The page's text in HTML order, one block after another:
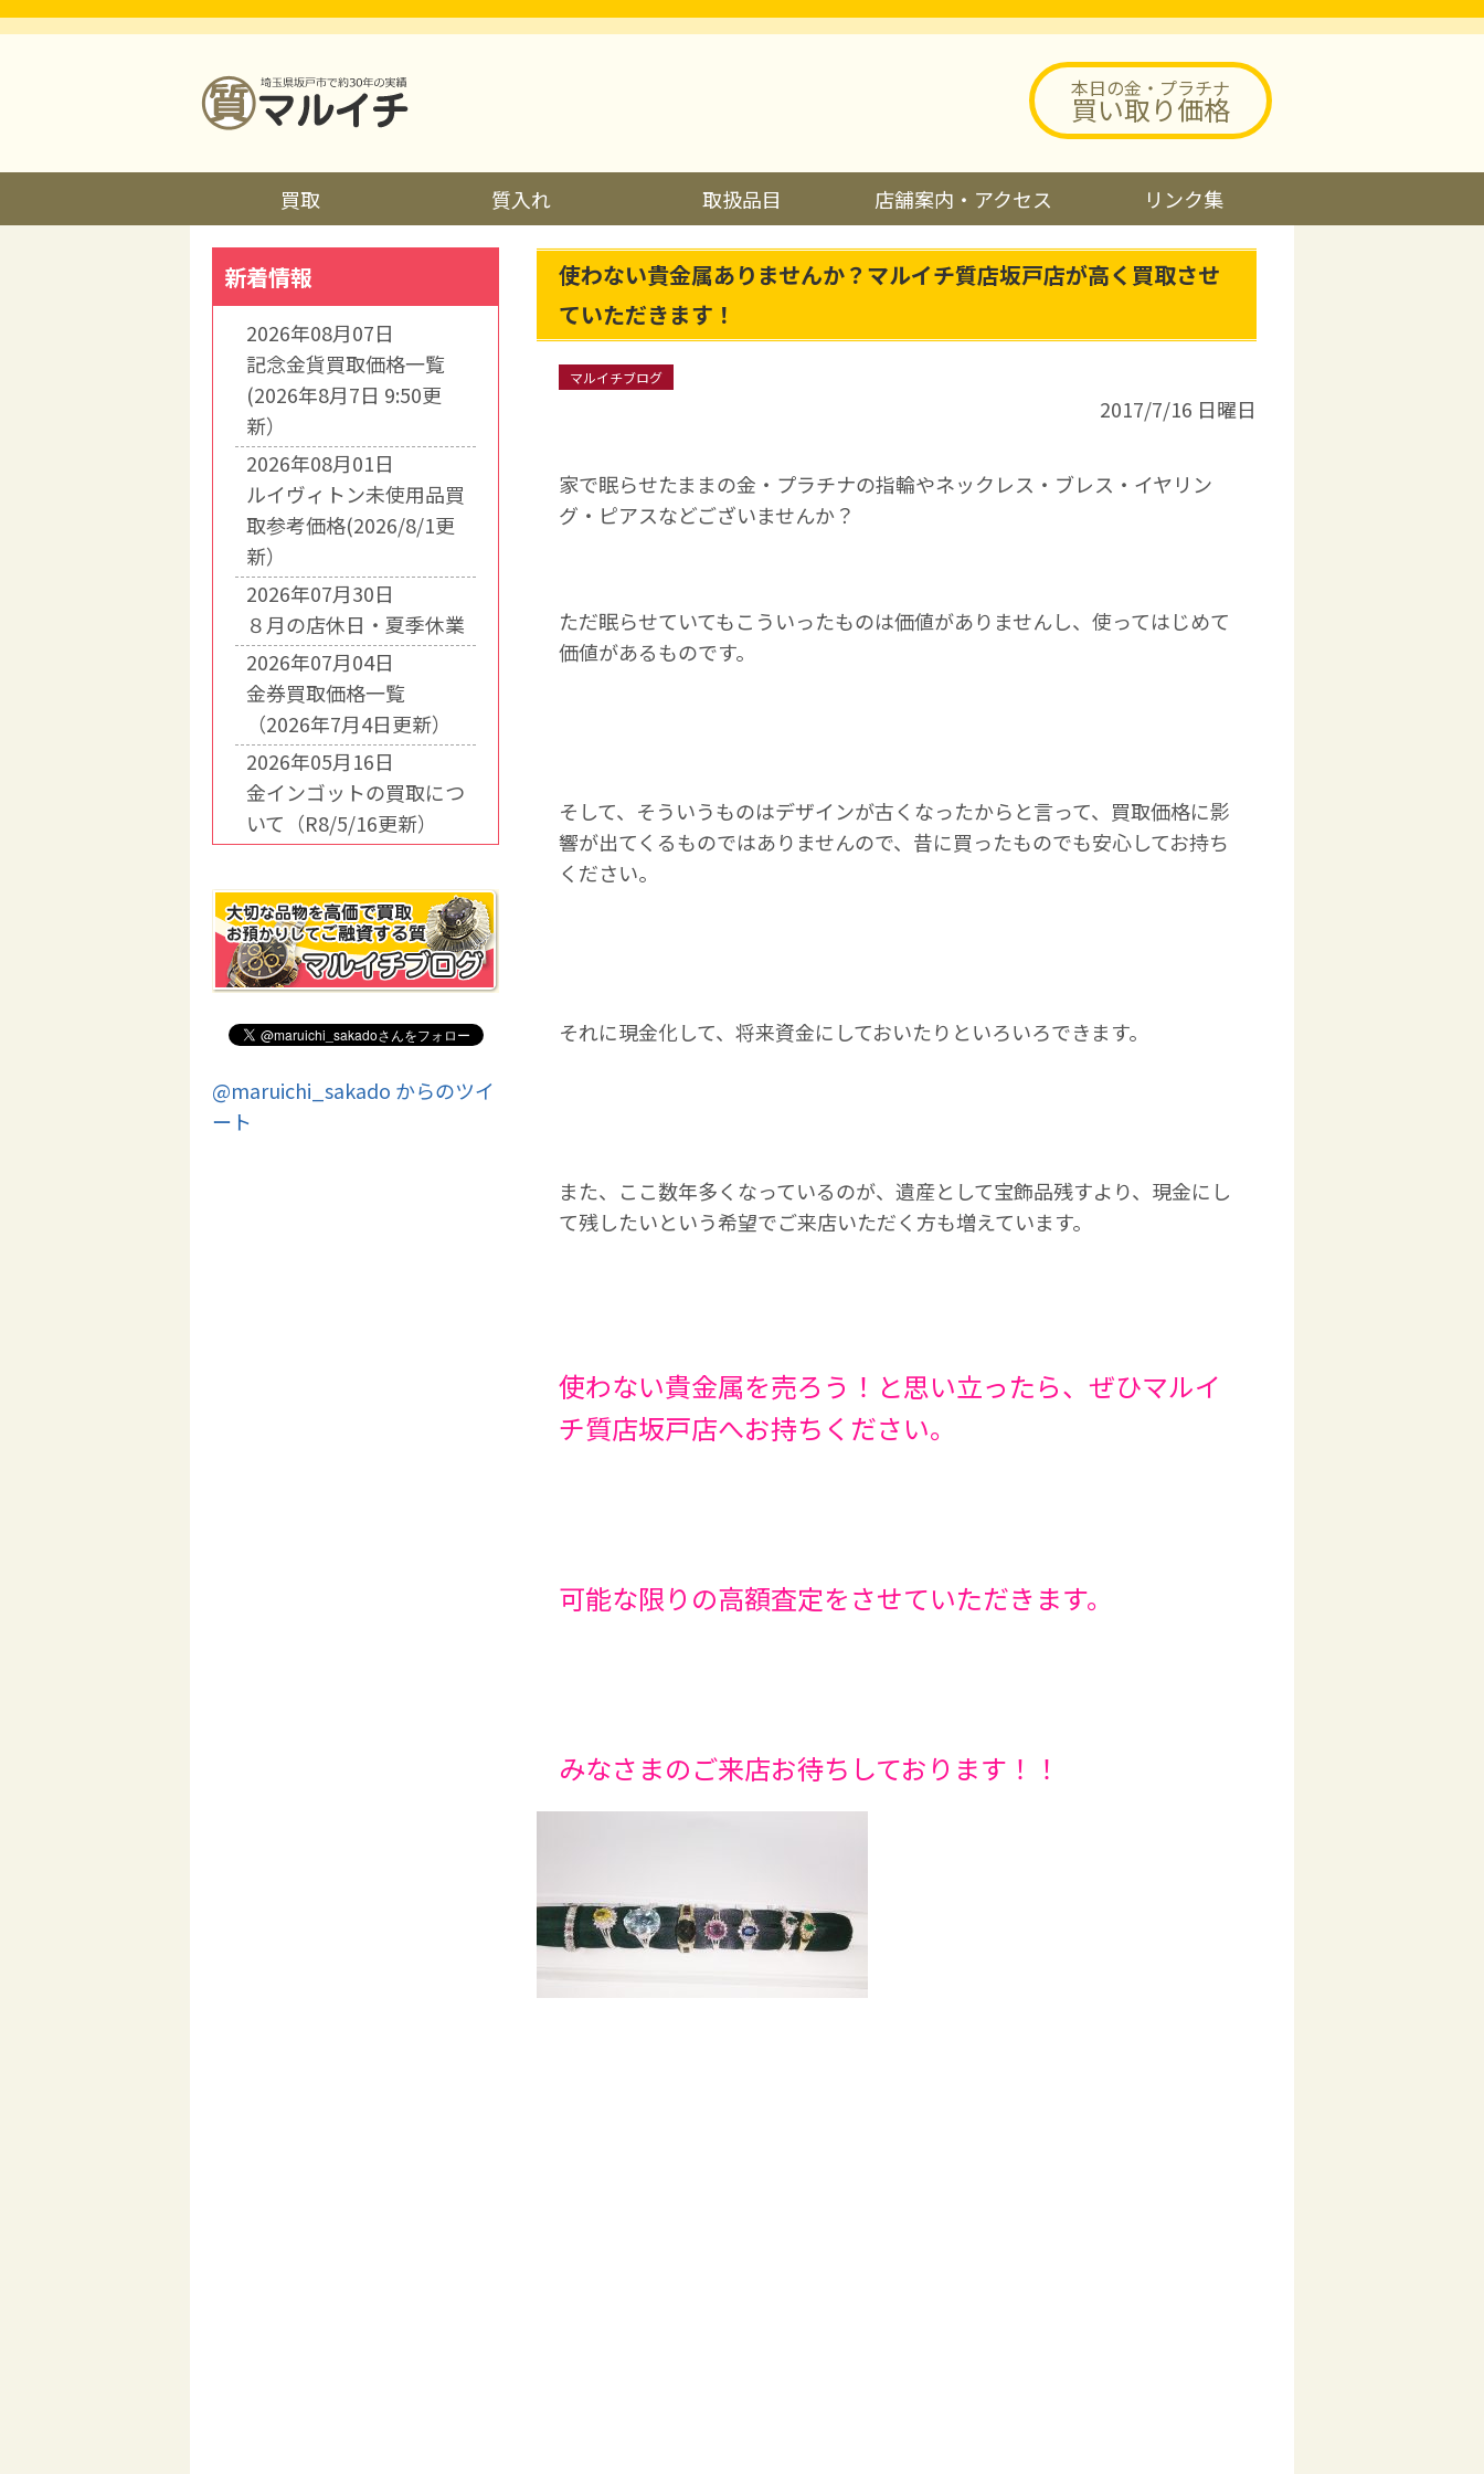
本日の金・プラチナ
買い取り価格
買取 質入れ 取扱品目 店舗案内・アクセス リンク集
使わない貴金属ありませんか？マルイチ質店坂戸店が高く買取させ
ていただきます！
マルイチブログ
2017/7/16 日曜日
家で眠らせたままの金・プラチナの指輪やネックレス・ブレス・イヤリン
グ・ピアスなどございませんか？
ただ眠らせていてもこういったものは価値がありませんし、使ってはじめて
価値があるものです。
そして、そういうものはデザインが古くなったからと言って、買取価格に影
響が出てくるものではありませんので、昔に買ったものでも安心してお持ち
ください。
それに現金化して、将来資金にしておいたりといろいろできます。
また、ここ数年多くなっているのが、遺産として宝飾品残すより、現金にし
て残したいという希望でご来店いただく方も増えています。
使わない貴金属を売ろう！と思い立ったら、ぜひマルイ
チ質店坂戸店へお持ちください。
可能な限りの高額査定をさせていただきます。
みなさまのご来店お待ちしております！！
新着情報
2026年08月07日
記念金貨買取価格一覧
(2026年8月7日 9:50更
新）
2026年08月01日
ルイヴィトン未使用品買
取参考価格(2026/8/1更
新）
2026年07月30日
８月の店休日・夏季休業
2026年07月04日
金券買取価格一覧
（2026年7月4日更新）
2026年05月16日
金インゴットの買取につ
いて（R8/5/16更新）
@maruichi_sakado からのツイ
ート